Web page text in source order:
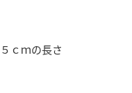
ｃｍの長さ